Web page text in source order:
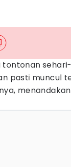
tontonan
pasti muncul